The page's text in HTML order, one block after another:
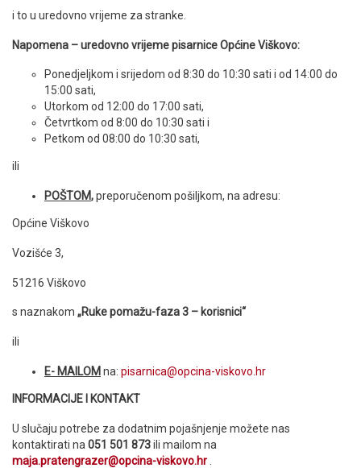
i to u uredovno vrijeme za stranke.
Napomena – uredovno vrijeme pisarnice Općine Viškovo:
Ponedjeljkom i srijedom od 8:30 do 10:30 sati i od 14:00 do
15:00 sati,
Utorkom od 12:00 do 17:00 sati,
Četvrtkom od 8:00 do 10:30 sati i
Petkom od 08:00 do 10:30 sati,
ili
POŠTOM,preporučenom pošiljkom, na adresu:
Općine Viškovo
Vozišće 3,
51216 Viškovo
s naznakom „Ruke pomažu-faza 3 – korisnici“
ili
E- MAILOM na: pisarnica@opcina-viskovo.hr
INFORMACIJE I KONTAKT
U slučaju potrebe za dodatnim pojašnjenje možete nas
kontaktirati na 051 501 873ili mailom na
maja.pratengrazer@opcina-viskovo.hr